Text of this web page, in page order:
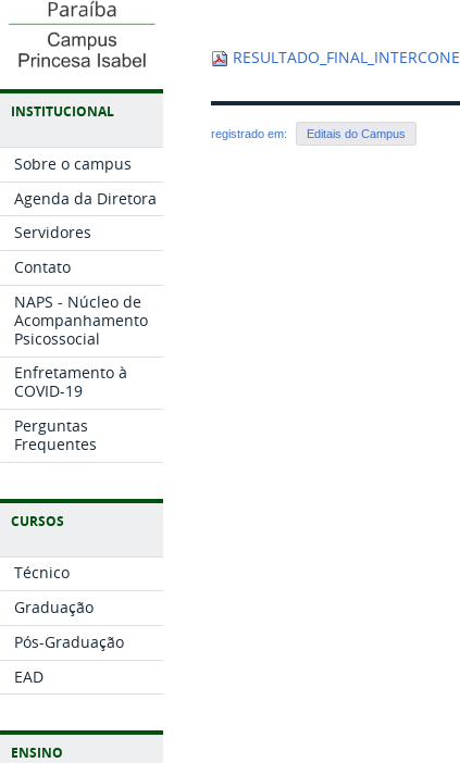
INSTITUCIONAL
Sobre o campus
Agenda da Diretora
Servidores
Contato
NAPS - Núcleo de
Acompanhamento
Psicossocial
Enfretamento à
COVID-19
Perguntas
Frequentes
CURSOS
Técnico
Graduação
Pós-Graduação
EAD
ENSINO
registrado em: Editais do Campus